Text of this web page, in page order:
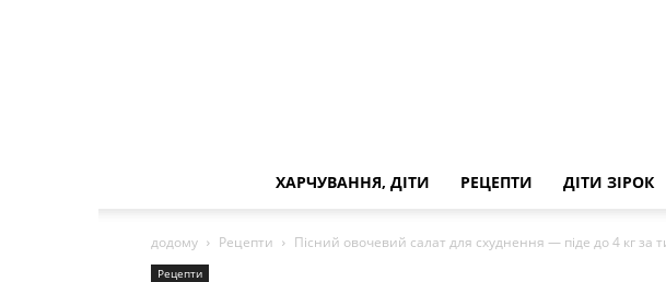
ХАРЧУВАННЯ, ДІТИ РЕЦЕПТИ ДІТИ ЗІРОК
додому Рецепти Пісний овочевий салат для схуднення — піде до 4 кг за
Рецепти